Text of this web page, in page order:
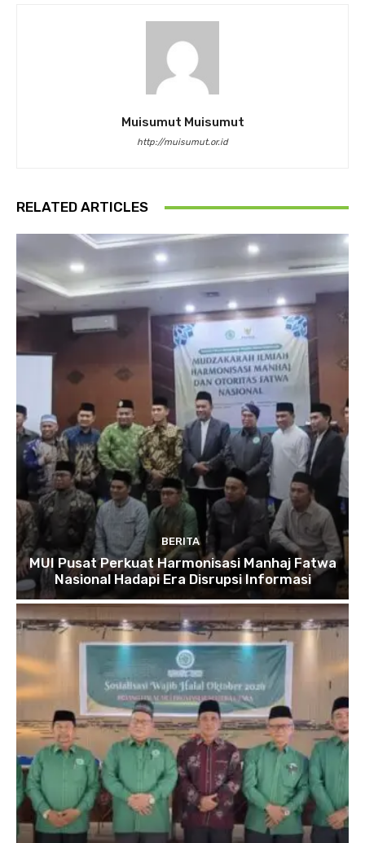
Muisumut Muisumut
http://muisumut.or.id
RELATED ARTICLES
BERITA
MUI Pusat Perkuat Harmonisasi Manhaj Fatwa
Nasional Hadapi Era Disrupsi Informasi